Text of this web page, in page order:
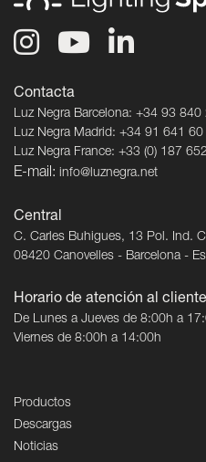
Contacta
Luz Negra Barcelona: +34 93 840
Luz Negra Madrid: +34 91 641 60
Luz Negra France: +33 (0) 187
E-mail: info@luznegra.net
Central
C. Carles Buhigues, 13 Pol. Ind.
08420 Canovelles - Barcelona -
Horario de atención al
De Lunes a Jueves de 8:00h a
Viernes de 8:00h a 14:00h
Productos
Descargas
Noticias